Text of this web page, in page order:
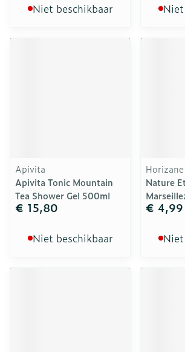
Niet beschikbaar Niet
Apivita
Apivita Tonic Mountain
Tea Shower Gel 500ml
€ 15,80
Niet beschikbaar
Horizane
Nature
€ 4,99
Niet